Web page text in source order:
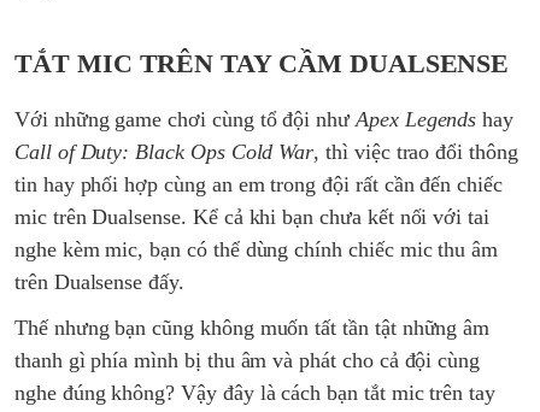
TẮT MIC TRÊN TAY CẦM DUALSENSE
Với những game chơi cùng tổ đội nhưApex Legends hay
Call of Duty: Black Ops Cold War, thì việc trao đổi thông
tin hay phối hợp cùng an em trong đội rất cần đến chiếc
mic trên Dualsense. Kể cả khi bạn chưa kết nối với tai
nghe kèm mic, bạn có thể dùng chính chiếc mic thu âm
trên Dualsense đấy.
Thế nhưng bạn cũng không muốn tất tần tật những âm
thanh gì phía mình bị thu âm và phát cho cả đội cùng
nghe đúng không? Vậy đây là cách bạn tắt mic trên tay